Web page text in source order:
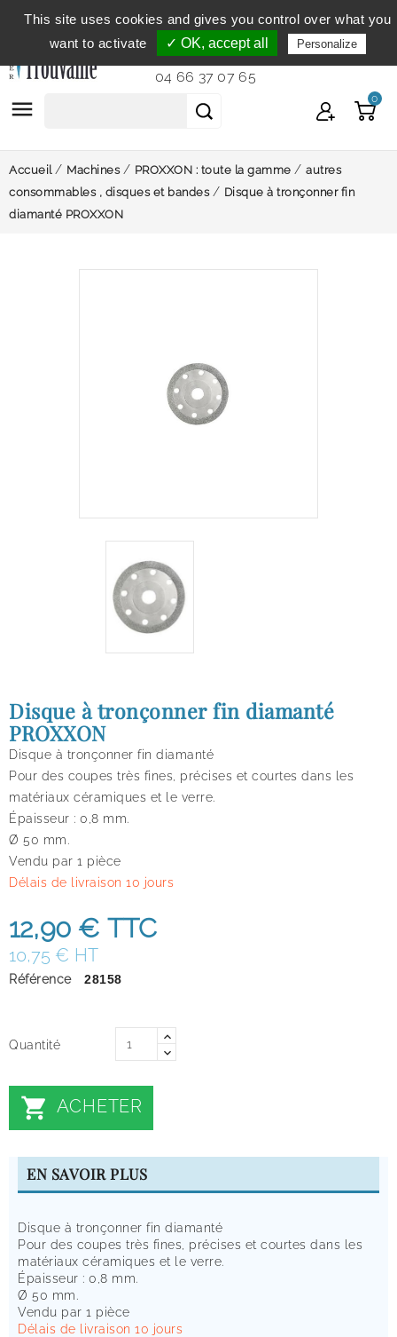
Service clientèle
du lundi au vendredi de 9h à 12h et
de 14h à 18h...
04 66 37 07 65
 0
Accueil Machines PROXXON : toute la gamme
autres
consommables , disques et bandes
Disque à tronçonner fin
diamanté PROXXON
Disque à tronçonner fin diamanté
PROXXON
Disque à tronçonner fin diamanté
Pour des coupes très fines, précises et courtes dans les
matériaux céramiques et le verre.
Épaisseur : 0,8 mm.
Ø 50 mm.
Vendu par 1 pièce
Délais de livraison 10 jours
12,90 € TTC
10,75 € HT
Référence 28158
Quantité
 ACHETER
EN SAVOIR PLUS
Disque à tronçonner fin diamanté
Pour des coupes très fines, précises et courtes dans les
matériaux céramiques et le verre.
Épaisseur : 0,8 mm.
Ø 50 mm.
Vendu par 1 pièce
Délais de livraison 10 jours
This site uses cookies and gives you control over what you
want to activate
✓ OK, accept all Personalize